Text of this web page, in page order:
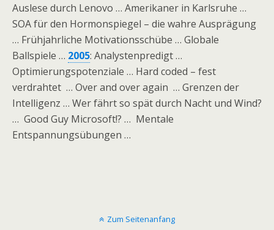
Auslese durch Lenovo … Amerikaner in Karlsruhe …
SOA für den Hormonspiegel – die wahre Ausprägung
… Frühjahrliche Motivationsschübe … Globale
Ballspiele … 2005: Analystenpredigt …
Optimierungspotenziale … Hard coded – fest
verdrahtet … Over and over again … Grenzen der
Intelligenz … Wer fährt so spät durch Nacht und Wind?
… Good Guy Microsoft!? … Mentale
Entspannungsübungen …
Zum Seitenanfang